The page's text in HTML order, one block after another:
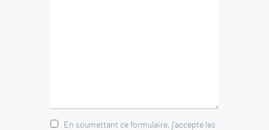
En soumettant ce formulaire, j'accepte les